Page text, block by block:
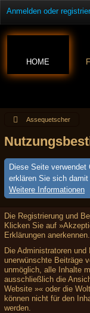
Anmelden oder
HOME
Assequetscher
Diese Seite
erklären Sie sich
Weitere Informationen
Die Registrierung und
Klicken Sie auf
Erklärungen
Die Administratoren
unerwünschte Beiträge
unmöglich, alle Inhalte
ausschließlich die
Website »« oder die
können nicht für den
werden.